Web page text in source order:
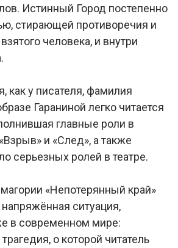
Истинный Город постепенно
стирающей противоречия и
человека, и внутри
как у писателя, фамилия
Гараниной легко читается
главные роли в
и «След», а также
серьезных ролей в театре.
«Непотерянный край»
ситуация,
в современном мире:
о которой читатель